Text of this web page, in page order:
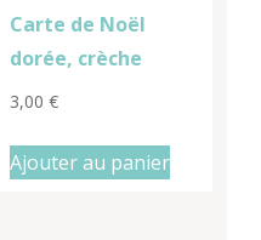
Carte de Noël
dorée, crèche
3,00€
Ajouter au panier